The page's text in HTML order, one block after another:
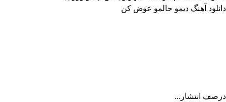
دانلود آهنگ دیمو حالمو عوض کن
درصف انتشار...